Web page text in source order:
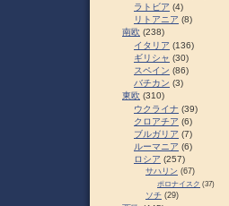
ラトビア (4)
リトアニア (8)
南欧 (238)
イタリア (136)
ギリシャ (30)
スペイン (86)
バチカン (3)
東欧 (310)
ウクライナ (39)
クロアチア (6)
ブルガリア (7)
ルーマニア (6)
ロシア (257)
サハリン (67)
ポロナイスク (37)
ソチ (29)